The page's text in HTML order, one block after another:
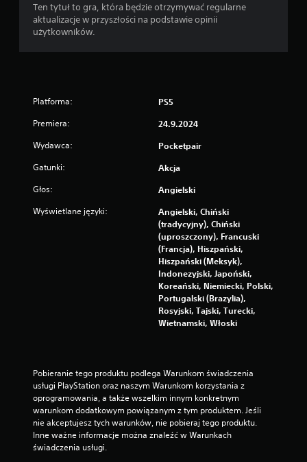
k
ó
w
r
e
g
o
n
a
c
i
Ten tytuł to gra, która będzie otrzymywać regularne
aktualizacje w przyszłości na podstawie opinii
użytkowników.
Platforma: PS5
Premiera: 24.9.2024
Wydawca: Pocketpair
Gatunki: Akcja
Głos: Angielski
Wyświetlane języki:
Angielski, Chiński
(tradycyjny), Chiński
(uproszczony), Francuski
(Francja), Hiszpański,
Hiszpański (Meksyk),
Indonezyjski, Japoński,
Koreański, Niemiecki, Polski,
Portugalski (Brazylia),
Rosyjski, Tajski, Turecki,
Wietnamski, Włoski
Pobieranie tego produktu podlega Warunkom świadczenia
usługi PlayStation oraz naszym Warunkom korzystania z
oprogramowania, a także wszelkim innym konkretnym
warunkom dodatkowym powiązanym z tym produktem. Jeśli
nie akceptujesz tych warunków, nie pobieraj tego produktu.
Inne ważne informacje można znaleźć w Warunkach
świadczenia usługi.